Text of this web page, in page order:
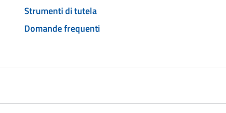
Strumenti di tutela
Domande frequenti